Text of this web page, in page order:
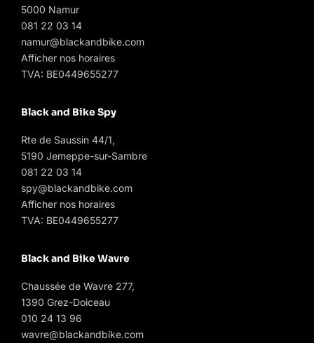
5000 Namur
081 22 03 14
namur@blackandbike.com
Afficher nos horaires
TVA: BE0449655277
Black and Bike Spy
Rte de Saussin 44/1,
5190 Jemeppe-sur-Sambre
081 22 03 14
spy@blackandbike.com
Afficher nos horaires
TVA: BE0449655277
Black and Bike Wavre
Chaussée de Wavre 277,
1390 Grez-Doiceau
010 24 13 96
wavre@blackandbike.com